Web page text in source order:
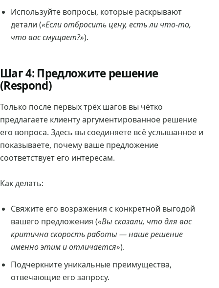
Используйте вопросы, которые раскрывают
детали («Если отбросить цену, есть ли что-то,
что вас смущает?»).
Шаг 4: Предложите решение
(Respond)
Только после первых трёх шагов вы чётко
предлагаете клиенту аргументированное решение
его вопроса. Здесь вы соединяете всё услышанное и
показываете, почему ваше предложение
соответствует его интересам.
Как делать:
Свяжите его возражения с конкретной выгодой
вашего предложения («Вы сказали, что для вас
критична скорость работы — наше решение
именно этим и отличается»).
Подчеркните уникальные преимущества,
отвечающие его запросу.